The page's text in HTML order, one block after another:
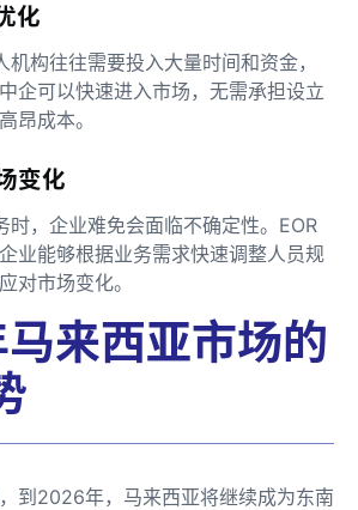
化
构往往需要投入大量时间和资金，
企可以快速进入市场，无需承担设立
昂成本。
变化
时，企业难免会面临不确定性。EOR
业能够根据业务需求快速调整人员规
对市场变化。
来西亚市场的
到2026年，马来西亚将继续成为东南